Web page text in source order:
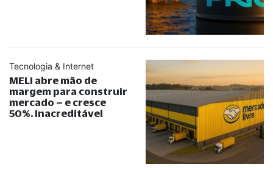
Tecnologia & Internet
MELI abre mão de
margem para construir
mercado – e cresce
50%. Inacreditável